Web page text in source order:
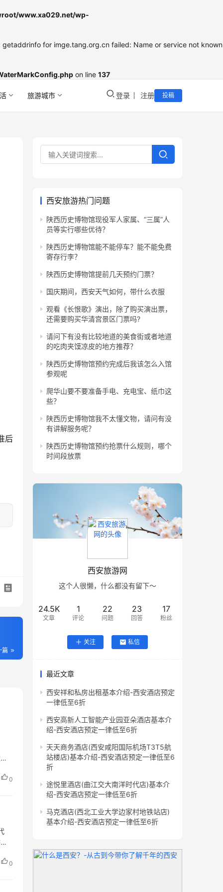
www.xa029.net/wp-
for imge.tang.org.cn failed: Name or service not known
on line 137
旅游城市 登录 注册 投稿
后
篇
0
0
西安旅游热门问题
陕西历史博物馆现役军人家属、“三属”人
员等实行哪些优待？
陕西历史博物馆能不能停车？能不能免费
寄存行李？
陕西历史博物馆提前几天预约门票？
国庆期间，西安天气如何，带什么衣服
观看《长恨歌》演出，除了购买演出票，
还需要购买华清宫景区门票吗?
请问下有没有比较地道的美食街或者地道
的吃肉夹馍凉皮的地方推荐？
陕西历史博物馆预约完成后我该怎么入馆
参观呢
爬华山要不要准备手电、充电宝、纸巾这
些？
陕西历史博物馆我不太懂文物，请问有没
有讲解服务呢？
陕西历史博物馆预约抢票什么规则，哪个
时间段放票
西安旅游网
这个人很懒，什么都没有留下～
24.5K
文章
1
评论
22
问题
23
回答
17
粉丝
关注 私信
最近文章
西安祥和私房出租基本介绍-西安酒店预定
一律低至6折
西安高新人工智能产业园亚朵酒店基本介
绍-西安酒店预定一律低至6折
天天商务酒店(西安咸阳国际机场T3T5航
站楼店)基本介绍-西安酒店预定一律低至6
折
途悦里酒店(曲江交大南洋时代店)基本介
绍-西安酒店预定一律低至6折
马克酒店(西北工业大学边家村地铁站店)
基本介绍-西安酒店预定一律低至6折